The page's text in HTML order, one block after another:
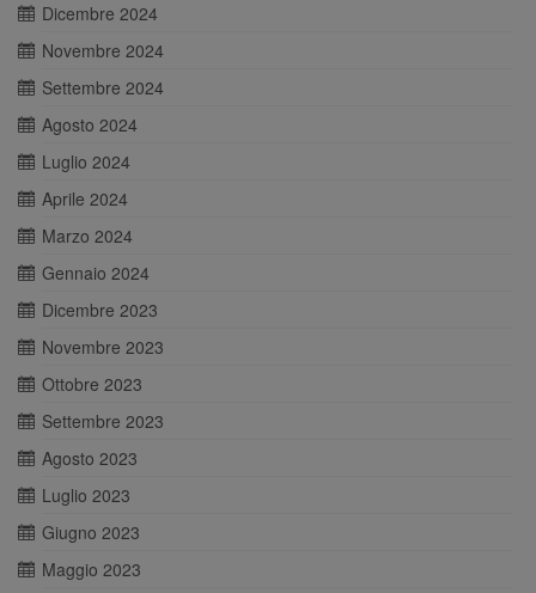
Dicembre 2024
Novembre 2024
Settembre 2024
Agosto 2024
Luglio 2024
Aprile 2024
Marzo 2024
Gennaio 2024
Dicembre 2023
Novembre 2023
Ottobre 2023
Settembre 2023
Agosto 2023
Luglio 2023
Giugno 2023
Maggio 2023